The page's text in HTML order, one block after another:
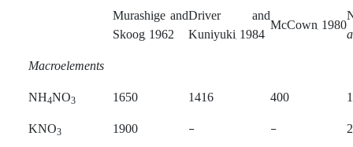
Murashige and
Skoog, 1962
Driver and
Kuniyuki, 1984 McCown, 1980
Macroelements
NH4NO3 1650 1416 400
KNO3 1900 - -